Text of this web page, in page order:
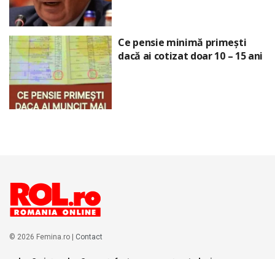
Ce pensie minimă primești
dacă ai cotizat doar 10 – 15 ani
© 2026 Femina.ro | Contact